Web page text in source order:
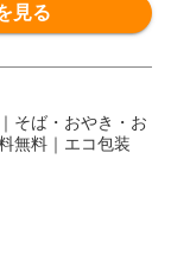
見る
そば・おやき・お
無料｜エコ包装